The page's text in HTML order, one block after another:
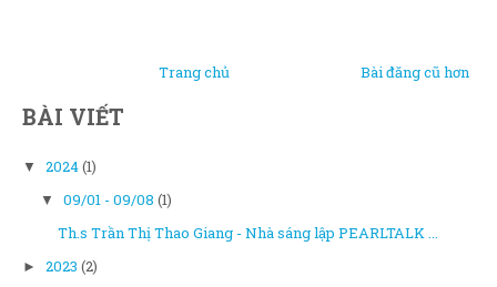
Bài đăng cũ hơn
Trang chủ
BÀI VIẾT
▼ 2024(1)
▼ 09/01 - 09/08 (1)
Th.s Trần Thị Thao Giang - Nhà sáng lập PEARLTALK ...
► 2023 (2)